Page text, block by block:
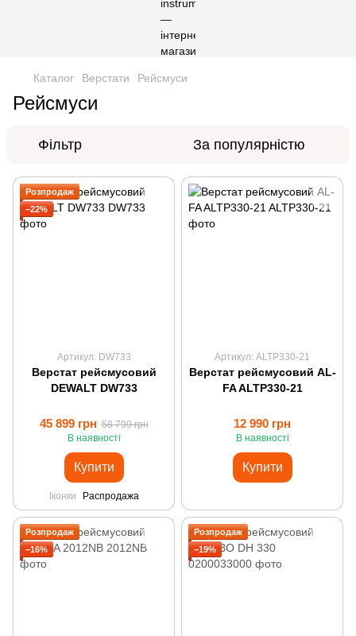
Каталог Верстати Рейсмуси
Рейсмуси
Фільтр За популярністю
Розпродаж
−22%
Артикул: DW733
Верстат рейсмусовий
DEWALT DW733
45 899 грн 58 799 грн
В наявності
Купити
Іконки Распродажа
Артикул: ALTP330-21
Верстат рейсмусовий AL-
FA ALTP330-21
12 990 грн
В наявності
Купити
Розпродаж
−16%
Розпродаж
−19%